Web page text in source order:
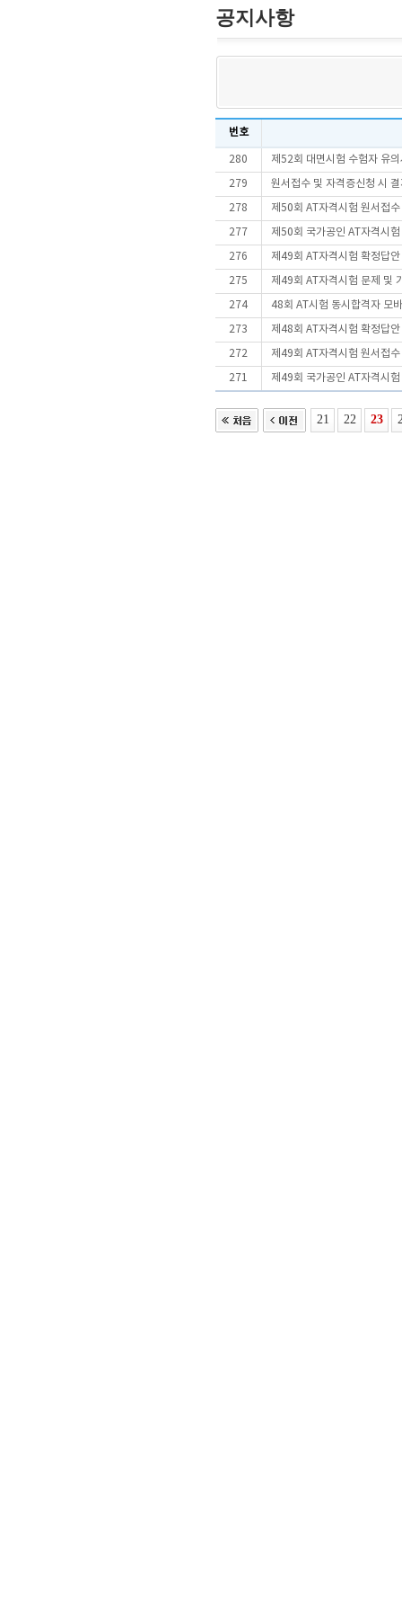
공지사항
번호
280 제52회 대면시험 수험자 유
279 원서접수 및 자격증신청 시
278 제50회 AT자격시험 원서접
277 제50회 국가공인 AT자격시
276 제49회 AT자격시험 확정답
275 제49회 AT자격시험 문제 및
274 48회 AT시험 동시합격자 모
273 제48회 AT자격시험 확정답
272 제49회 AT자격시험 원서접
271 제49회 국가공인 AT자격시
21 22 23